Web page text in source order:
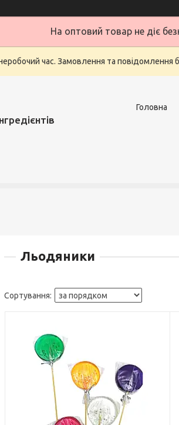
На оптовий товар не діє
неробочий час. Замовлення та
Головна
Льодяники